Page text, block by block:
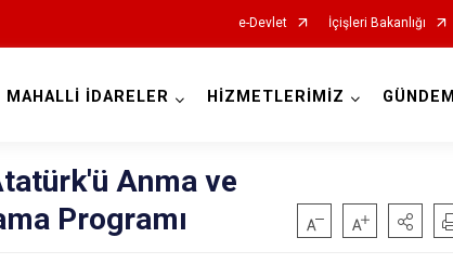
e-Devlet İçişleri Bakanlığı
MAHALLİ İDARELER HİZMETLERİMİZ GÜNDEM
Anma ve
Programı